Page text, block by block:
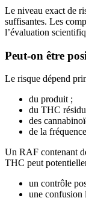
Le niveau exact de
suffisantes. Les
l’évaluation
Peut-on être
Le risque dépend
du produit ;
du THC
des
de la
Un RAF contenant
THC peut
un contrôle
une confusion